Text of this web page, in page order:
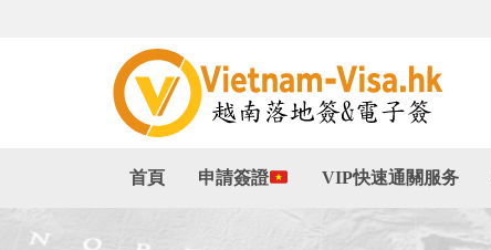
首頁 申請簽證 VIP快速通關服务